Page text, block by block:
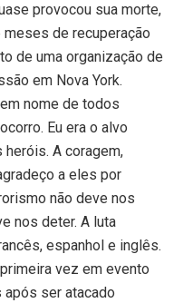
provocou sua morte,
de recuperação
de uma organização de
em Nova York.
nome de todos
Eu era o alvo
A coragem,
a eles por
não deve nos
nos deter. A luta
espanhol e inglês.
vez em evento
ser atacado